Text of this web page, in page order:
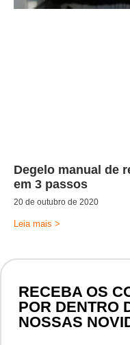
Degelo manual de
em 3 passos
20 de outubro de 2020
Leia mais >
RECEBA OS
POR DENTRO
NOSSAS